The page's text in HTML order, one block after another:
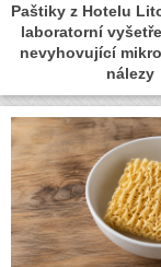
Paštiky z Hotelu
laboratorní
nevyhovující
nálezy